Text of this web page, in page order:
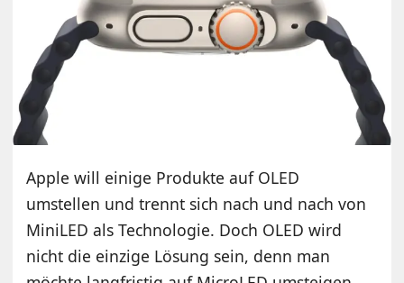
Apple will einige Produkte auf OLED
umstellen und trennt sich nach und nach von
MiniLED als Technologie. Doch OLED wird
nicht die einzige Lösung sein, denn man